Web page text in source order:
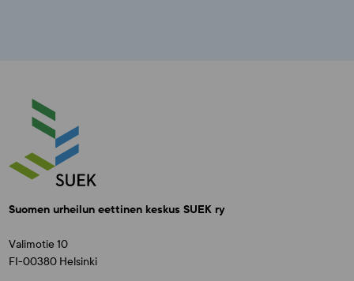
Suomen urheilun eettinen keskus SUEK ry
Valimotie 10
FI-00380 Helsinki